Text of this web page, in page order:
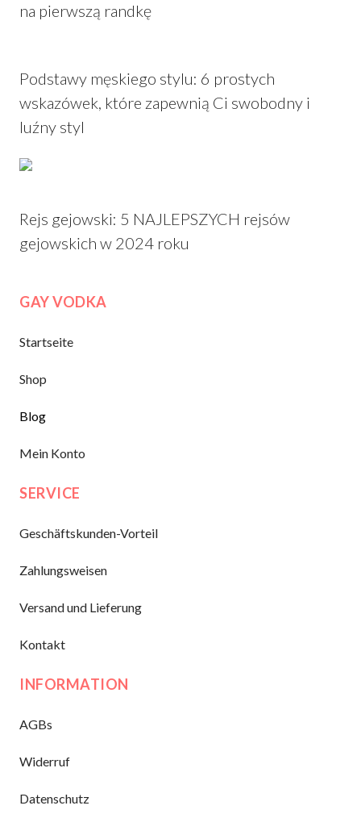
na pierwszą randkę
Podstawy męskiego stylu: 6 prostych
wskazówek, które zapewnią Ci swobodny i
luźny styl
Rejs gejowski: 5 NAJLEPSZYCH rejsów
gejowskich w 2024 roku
GAY VODKA
Startseite
Shop
Blog
Mein Konto
SERVICE
Geschäftskunden-Vorteil
Zahlungsweisen
Versand und Lieferung
Kontakt
INFORMATION
AGBs
Widerruf
Datenschutz